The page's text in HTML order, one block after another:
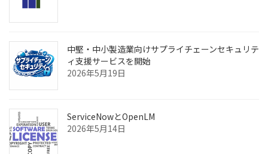
中堅・中小製造業向けサプライチェーンセキュリテ
ィ支援サービスを開始
2026年5月19日
ServiceNowとOpenLM
2026年5月14日